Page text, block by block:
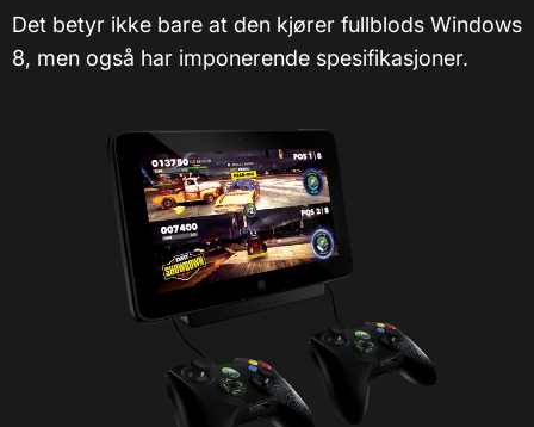
Det betyr ikke bare at den kjører fullblods Windows
8, men også har imponerende spesifikasjoner.